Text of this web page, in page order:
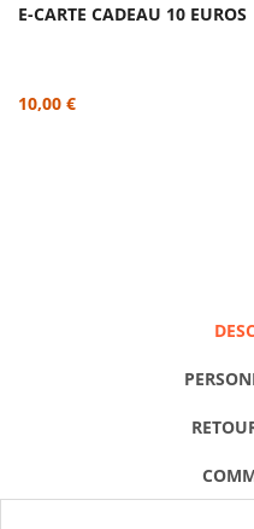
E-CARTE CADEAU 10 EUROS
10,00 €